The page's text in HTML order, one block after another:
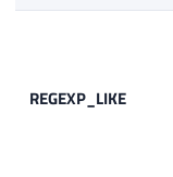
REGEXP_LIKE